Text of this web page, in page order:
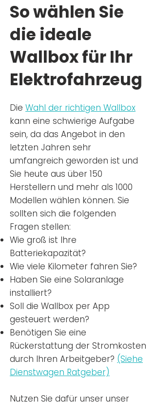
So wählen Sie
die ideale
Wallbox für Ihr
Elektrofahrzeug
Die Wahl der richtigen Wallbox
kann eine schwierige Aufgabe
sein, da das Angebot in den
letzten Jahren sehr
umfangreich geworden ist und
Sie heute aus über 150
Herstellern und mehr als 1000
Modellen wählen können. Sie
sollten sich die folgenden
Fragen stellen:
Wie groß ist Ihre
Batteriekapazität?
Wie viele Kilometer fahren Sie?
Haben Sie eine Solaranlage
installiert?
Soll die Wallbox per App
gesteuert werden?
Benötigen Sie eine
Rückerstattung der Stromkosten
durch Ihren Arbeitgeber? (Siehe
Dienstwagen Ratgeber)
Nutzen Sie dafür unser unser